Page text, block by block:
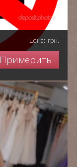
Цена: грн.
Примерить